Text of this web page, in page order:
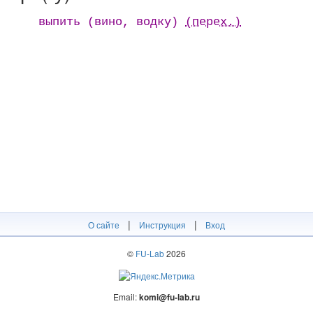
выпить (винo, водку) (перех.)
О сайте | Инструкция | Вход
© FU-Lab2026
Email:komi@fu-lab.ru